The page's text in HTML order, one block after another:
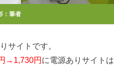
：筆者
サイトです。
→1,730円 に電源ありサイトは